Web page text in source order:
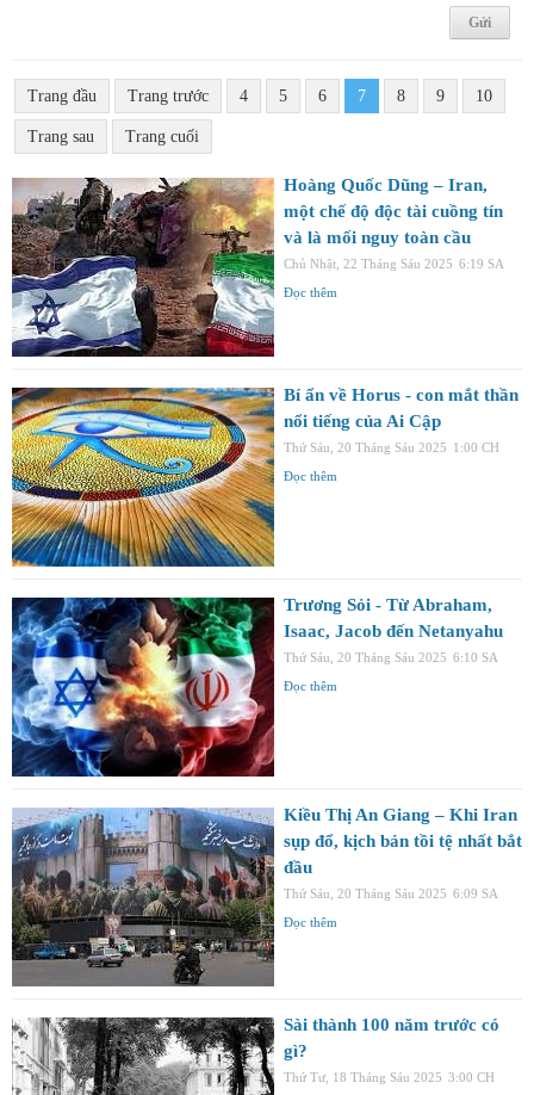
Trang đầu Trang trước 4 5 6 7 8 9 10
Trang sau Trang cuối
Hoàng Quốc Dũng – Iran,
một chế độ độc tài cuồng tín
và là mối nguy toàn cầu
Chủ Nhật, 22 Tháng Sáu 2025 6:19 SA
Đọc thêm
Bí ẩn về Horus - con mắt thần
nổi tiếng của Ai Cập
Thứ Sáu, 20 Tháng Sáu 2025 1:00 CH
Đọc thêm
Trương Sỏi - Từ Abraham,
Isaac, Jacob đến Netanyahu
Thứ Sáu, 20 Tháng Sáu 2025 6:10 SA
Đọc thêm
Kiều Thị An Giang – Khi Iran
sụp đổ, kịch bản tồi tệ nhất bắt
đầu
Thứ Sáu, 20 Tháng Sáu 2025 6:09 SA
Đọc thêm
Sài thành 100 năm trước có
gì?
Thứ Tư, 18 Tháng Sáu 2025 3:00 CH